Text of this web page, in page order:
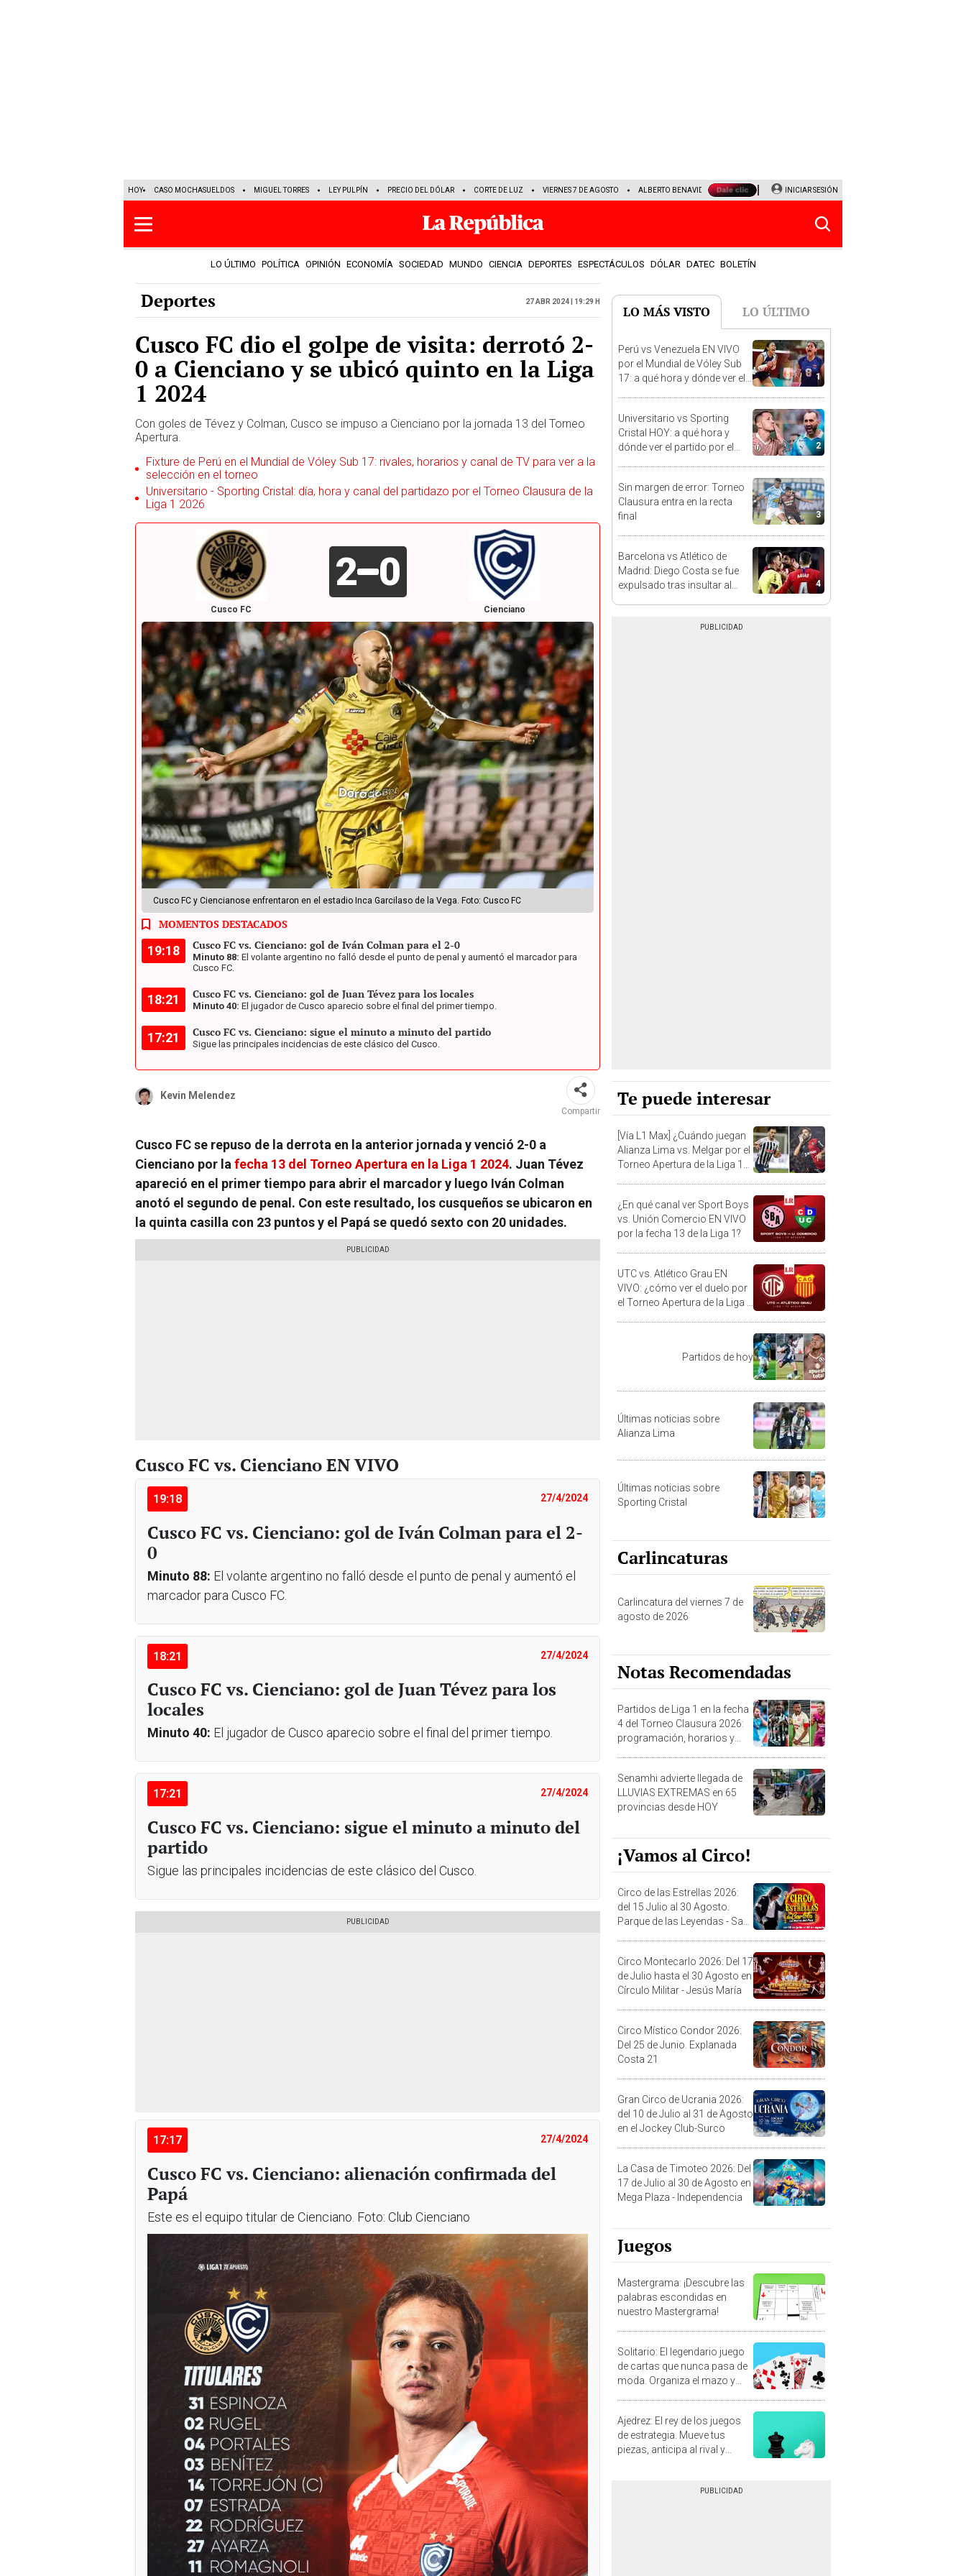
HOY CASO MOCHASUELDOS MIGUEL TORRES LEY PULPÍN PRECIO DEL DÓLAR CORTE DE LUZ VIERNES 7 DE AGOSTO ALBERTO BENAVIDES NALDY SALDAÑA UNIVERSITARIO - SPORTING CRISTAL
INICIAR SESIÓN
LO ÚLTIMO POLÍTICA OPINIÓN ECONOMÍA SOCIEDAD MUNDO CIENCIA DEPORTES ESPECTÁCULOS DÓLAR DATEC BOLETÍN
Deportes 27 Abr 2024 | 19:29 h
Cusco FC dio el golpe de visita: derrotó 2-
0 a Cienciano y se ubicó quinto en la Liga
1 2024
Con goles de Tévez y Colman, Cusco se impuso a Cienciano por la jornada 13 del Torneo
Apertura.
Fixture de Perú en el Mundial de Vóley Sub 17: rivales, horarios y canal de TV para ver a la
selección en el torneo
Universitario - Sporting Cristal: día, hora y canal del partidazo por el Torneo Clausura de la
Liga 1 2026
Cusco FC
2 0
Cienciano
Cusco FC y Ciencianose enfrentaron en el estadio Inca Garcilaso de la Vega. Foto: Cusco FC
MOMENTOS DESTACADOS
19:18 Cusco FC vs. Cienciano: gol de Iván Colman para el 2-0
Minuto 88: El volante argentino no falló desde el punto de penal y aumentó el marcador para
Cusco FC.
18:21 Cusco FC vs. Cienciano: gol de Juan Tévez para los locales
Minuto 40: El jugador de Cusco aparecio sobre el final del primer tiempo.
17:21 Cusco FC vs. Cienciano: sigue el minuto a minuto del partido
Sigue las principales incidencias de este clásico del Cusco.
Kevin Melendez
Compartir
Cusco FC se repuso de la derrota en la anterior jornada y venció 2-0 a
Cienciano por la fecha 13 del Torneo Apertura en la Liga 1 2024. Juan Tévez
apareció en el primer tiempo para abrir el marcador y luego Iván Colman
anotó el segundo de penal. Con este resultado, los cusqueños se ubicaron en
la quinta casilla con 23 puntos y el Papá se quedó sexto con 20 unidades.
Cusco FC vs. Cienciano EN VIVO
19:18 27/4/2024
Cusco FC vs. Cienciano: gol de Iván Colman para el 2-
0
Minuto 88: El volante argentino no falló desde el punto de penal y aumentó el
marcador para Cusco FC.
18:21 27/4/2024
Cusco FC vs. Cienciano: gol de Juan Tévez para los
locales
Minuto 40: El jugador de Cusco aparecio sobre el final del primer tiempo.
17:21 27/4/2024
Cusco FC vs. Cienciano: sigue el minuto a minuto del
partido
Sigue las principales incidencias de este clásico del Cusco.
17:17 27/4/2024
Cusco FC vs. Cienciano: alienación confirmada del
Papá
Este es el equipo titular de Cienciano. Foto: Club Cienciano
LO MÁS VISTO LO ÚLTIMO
1
Perú vs Venezuela EN VIVO
por el Mundial de Vóley Sub
17: a qué hora y dónde ver el
2
Universitario vs Sporting
Cristal HOY: a qué hora y
dónde ver el partido por el
3
Sin margen de error: Torneo
Clausura entra en la recta
final
4
Barcelona vs Atlético de
Madrid: Diego Costa se fue
expulsado tras insultar al
Te puede interesar
[Vía L1 Max] ¿Cuándo juegan
Alianza Lima vs. Melgar por el
Torneo Apertura de la Liga 1
¿En qué canal ver Sport Boys
vs. Unión Comercio EN VIVO
por la fecha 13 de la Liga 1?
UTC vs. Atlético Grau EN
VIVO: ¿cómo ver el duelo por
el Torneo Apertura de la Liga 1
Partidos de hoy
Últimas noticias sobre
Alianza Lima
Últimas noticias sobre
Sporting Cristal
Carlincaturas
Carlincatura del viernes 7 de
agosto de 2026
Notas Recomendadas
Partidos de Liga 1 en la fecha
4 del Torneo Clausura 2026:
programación, horarios y
Senamhi advierte llegada de
LLUVIAS EXTREMAS en 65
provincias desde HOY
¡Vamos al Circo!
Circo de las Estrellas 2026:
del 15 Julio al 30 Agosto.
Parque de las Leyendas - San
Circo Montecarlo 2026: Del 17
de Julio hasta el 30 Agosto en
Círculo Militar - Jesús María
Circo Místico Condor 2026:
Del 25 de Junio. Explanada
Costa 21
Gran Circo de Ucrania 2026:
del 10 de Julio al 31 de Agosto
en el Jockey Club-Surco
La Casa de Timoteo 2026: Del
17 de Julio al 30 de Agosto en
Mega Plaza - Independencia
Juegos
Mastergrama: ¡Descubre las
palabras escondidas en
nuestro Mastergrama!
Solitario: El legendario juego
de cartas que nunca pasa de
moda. Organiza el mazo y
Ajedrez: El rey de los juegos
de estrategia. Mueve tus
piezas, anticipa al rival y